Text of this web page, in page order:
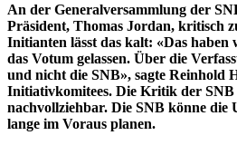
An der Generalversammlung der
Präsident, Thomas Jordan, kritisch
Initianten lässt das kalt: «Das
das Votum gelassen. Über die
und nicht die SNB», sagte Reinhold
Initiativkomitees. Die Kritik der SNB
nachvollziehbar. Die SNB könne die
lange im Voraus planen.